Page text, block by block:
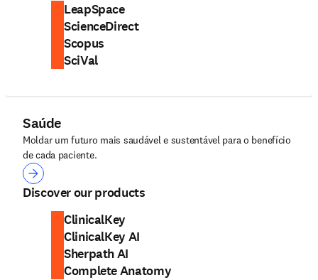
LeapSpace
ScienceDirect
Scopus
SciVal
Saúde
Moldar um futuro mais saudável e sustentável para o benefício
de cada paciente.
Saúde
Discover our products
ClinicalKey
ClinicalKey AI
Sherpath AI
Complete Anatomy